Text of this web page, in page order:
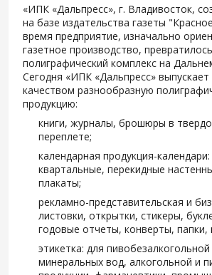
«ИПК «Дальпресс», г. Владивосток,
на базе издательства газеты
время предприятие, изначально
газетное производство,
полиграфический комплекс на
Сегодня «ИПК «Дальпресс»
качеством разнообразную
продукцию:
книги, журналы, брошюры в
переплете;
календарная продукция-
квартальные, перекидные
плакаты;
рекламно-представительская и
листовки, открытки, стикеры,
годовые отчеты, конверты, папки,
этикетка: для
минеральных вод, алкогольной и